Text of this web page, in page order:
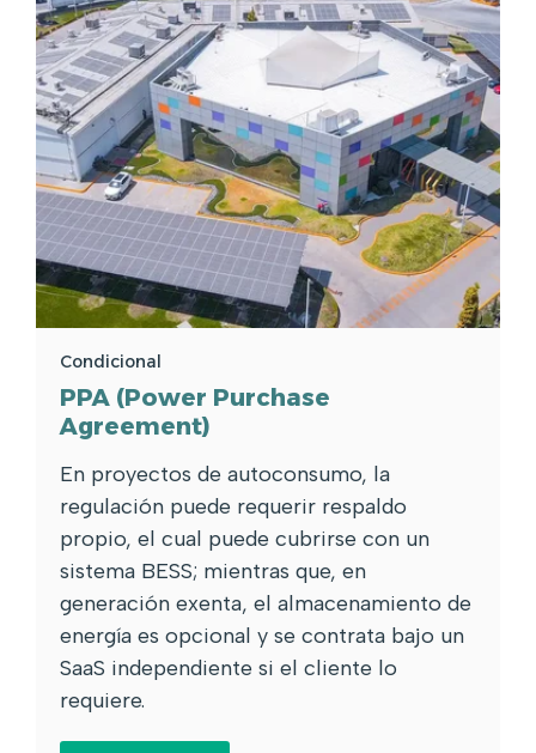
Condicional
PPA (Power Purchase
Agreement)
En proyectos de autoconsumo, la
regulación puede requerir respaldo
propio, el cual puede cubrirse con un
sistema BESS; mientras que, en
generación exenta, el almacenamiento de
energía es opcional y se contrata bajo un
SaaS independiente si el cliente lo
requiere.